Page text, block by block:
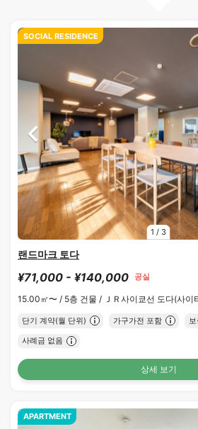
1 / 3
SOCIAL RESIDENCE
랜드마크 토다
¥71,000 - ¥140,000 공실
15.00㎡〜 / 5층 건물 / ＪＲ사이쿄선 도다(사이
단기 계약(월 단위) 가구가전 포함
사례금 없음
상세 보기
APARTMENT